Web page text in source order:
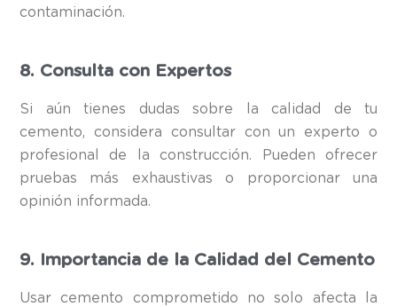
contaminación.
8. Consulta con Expertos
Si aún tienes dudas sobre la calidad de tu
cemento, considera consultar con un experto o
profesional de la construcción. Pueden ofrecer
pruebas más exhaustivas o proporcionar una
opinión informada.
9. Importancia de la Calidad del Cemento
Usar cemento comprometido no solo afecta la